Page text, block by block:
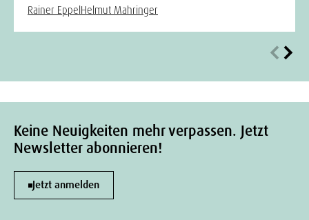
Rainer EppelHelmut Mahringer
Keine Neuigkeiten mehr verpassen. Jetzt
Newsletter abonnieren!
Jetzt anmelden